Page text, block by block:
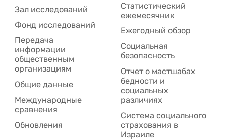
Зал исследований
Фонд исследований
Передача
информации
общественным
организациям
Общие данные
Международные
сравнения
Обновления
Статистический
ежемесячник
Ежегодный обзор
Социальная
безопасность
Отчет о мастшабах
бедности и
социальных
различиях
Система социального
страхования в
Израиле